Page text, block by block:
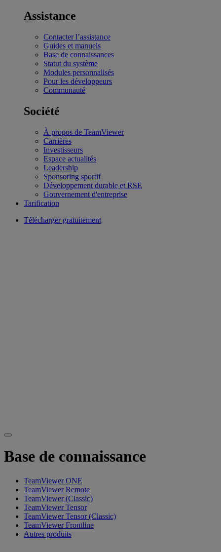
Assistance
Contacter l’assistance
Guides et manuels
Base de connaissances
Statut du système
Modules personnalisés
Pour les développeurs
Communauté
Société
À propos de TeamViewer
Carrières
Investisseurs
Espace actualités
Leadership
Sponsoring sportif
Développement durable et RSE
Gouvernement d'entreprise
Tarification
Télécharger gratuitement
Base de connaissance
TeamViewer ONE
TeamViewer Remote
TeamViewer (Classic)
TeamViewer Tensor
TeamViewer Tensor (Classic)
TeamViewer Frontline
Autres produits